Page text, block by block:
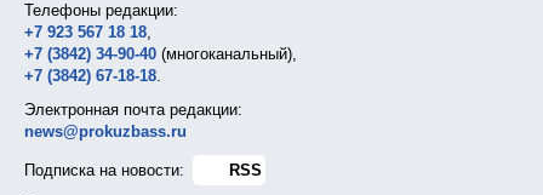
Телефоны редакции:
+7 923 567 18 18,
+7 (3842) 34-90-40 (многоканальный),
+7 (3842) 67-18-18.
Электронная почта редакции:
news@prokuzbass.ru
Подписка на новости:
RSS